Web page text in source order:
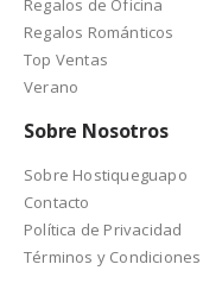
Regalos de Oficina
Regalos Románticos
Top Ventas
Verano
Sobre Nosotros
Sobre Hostiqueguapo
Contacto
Política de Privacidad
Términos y Condiciones